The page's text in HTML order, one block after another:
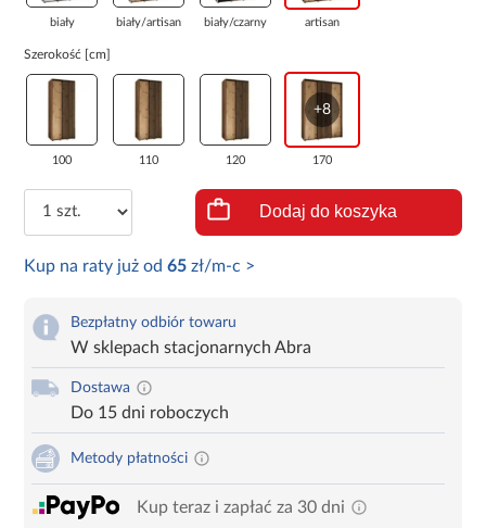
biały biały/artisan biały/czarny artisan
Szerokość [cm]
100 110 120
+8
170
Dodaj do koszyka
Kup na raty już od65 zł/m-c >
Bezpłatny odbiór towaru
W sklepach stacjonarnych Abra
Dostawa
Do 15 dni roboczych
Metody płatności
Kup teraz i zapłać za 30 dni